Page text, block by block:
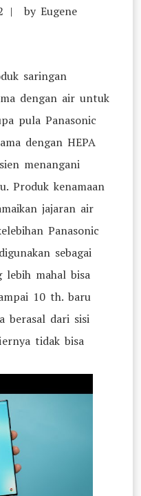
by Eugene
saringan
dengan air untuk
pula Panasonic
dengan HEPA
menangani
Produk kenamaan
jajaran air
Panasonic
sebagai
lebih mahal bisa
10 th. baru
berasal dari sisi
tidak bisa